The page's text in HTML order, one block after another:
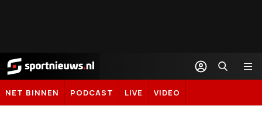
Sportnieuws.nl
NET BINNEN PODCAST LIVE VIDEO